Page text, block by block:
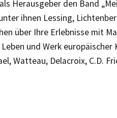
Herausgeber den Band
ihnen Lessing,
über Ihre Erlebnisse mit
und Werk europäischer
Watteau, Delacroix, C.D.